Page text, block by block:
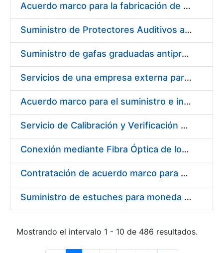
Acuerdo marco para la fabricación de piezas
Suministro de Protectores Auditivos a medida para las personas trabajadoras de los Centros de Trabajo de Madrid y Burgos
Suministro de gafas graduadas antiproyecciones para los trabajadores de la FNMT-RCM en los centros de trabajo de Madrid y Burgos
Servicios de una empresa externa para el asesoramiento y resolución de los recursos de alzada que se presentan relacionados con procesos de selección para la FNMT-RCM
Acuerdo marco para el suministro e instalación de persianas, estores y otros complementos
Servicio de Calibración y Verificación Externa de los Equipos de Medición del Servicio de Prevención de la FNMT-RCM
Conexión mediante Fibra Óptica de los Centros de Proceso de Datos (CPDs) de las sedes de la FNMT-RCM de Burgos y Madrid
Contratación de acuerdo marco para el Suministro de Material de Electricidad para la Fábrica Nacional de Moneda y Timbre-Real Casa de la Moneda en su centro de trabajo de Burgos
Suministro de estuches para moneda de 30 €
Mostrando el intervalo 1 - 10 de 486 resultados.